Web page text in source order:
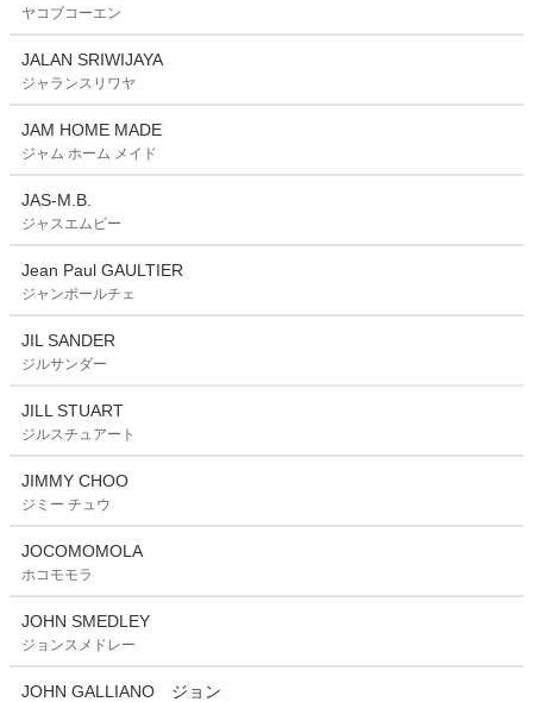
ヤコブコーエン
JALAN SRIWIJAYA
ジャランスリワヤ
JAM HOME MADE
ジャム ホーム メイド
JAS-M.B.
ジャスエムビー
Jean Paul GAULTIER
ジャンポールチェ
JIL SANDER
ジルサンダー
JILL STUART
ジルスチュアート
JIMMY CHOO
ジミー チュウ
JOCOMOMOLA
ホコモモラ
JOHN SMEDLEY
ジョンスメドレー
JOHN GALLIANO ジョン